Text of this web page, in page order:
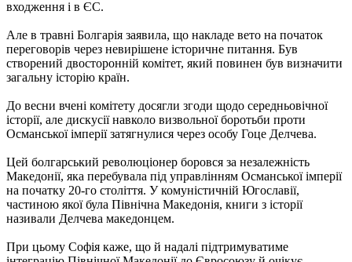
входження і в ЄС.
Але в травні Болгарія заявила, що накладе вето на початок
переговорів через невирішене історичне питання. Був
створений двосторонній комітет, який повинен був визначити
загальну історію країн.
До весни вчені комітету досягли згоди щодо середньовічної
історії, але дискусії навколо визвольної боротьби проти
Османської імперії затягнулися через особу Гоце Делчева.
Цей болгарський революціонер боровся за незалежність
Македонії, яка перебувала під управлінням Османської імперії
на початку 20-го століття. У комуністичній Югославії,
частиною якої була Північна Македонія, книги з історії
називали Делчева македонцем.
При цьому Софія каже, що й надалі підтримуватиме